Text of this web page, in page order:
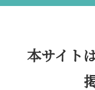
本サイト